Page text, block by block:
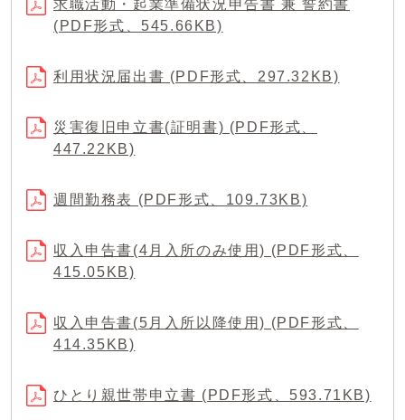
求職活動・起業準備状況申告書 兼 誓約書
(PDF形式、545.66KB)
利用状況届出書 (PDF形式、297.32KB)
災害復旧申立書(証明書) (PDF形式、
447.22KB)
週間勤務表 (PDF形式、109.73KB)
収入申告書(4月入所のみ使用) (PDF形式、
415.05KB)
収入申告書(5月入所以降使用) (PDF形式、
414.35KB)
ひとり親世帯申立書 (PDF形式、593.71KB)